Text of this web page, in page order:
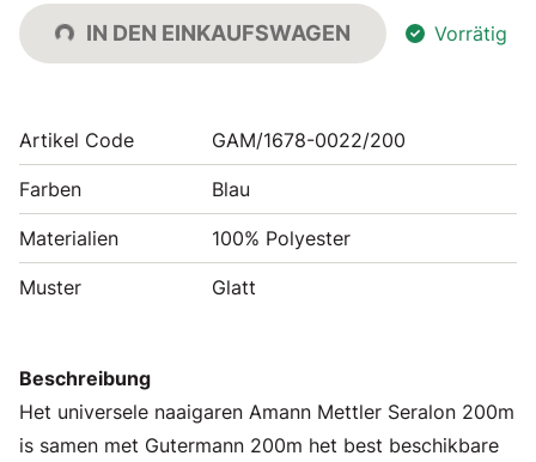
IN DEN EINKAUFSWAGEN Vorrätig
Artikel Code GAM/1678-0022/200
Farben Blau
Materialien 100% Polyester
Muster Glatt
Beschreibung
Het universele naaigaren Amann Mettler Seralon 200m
is samen met Gutermann 200m het best beschikbare